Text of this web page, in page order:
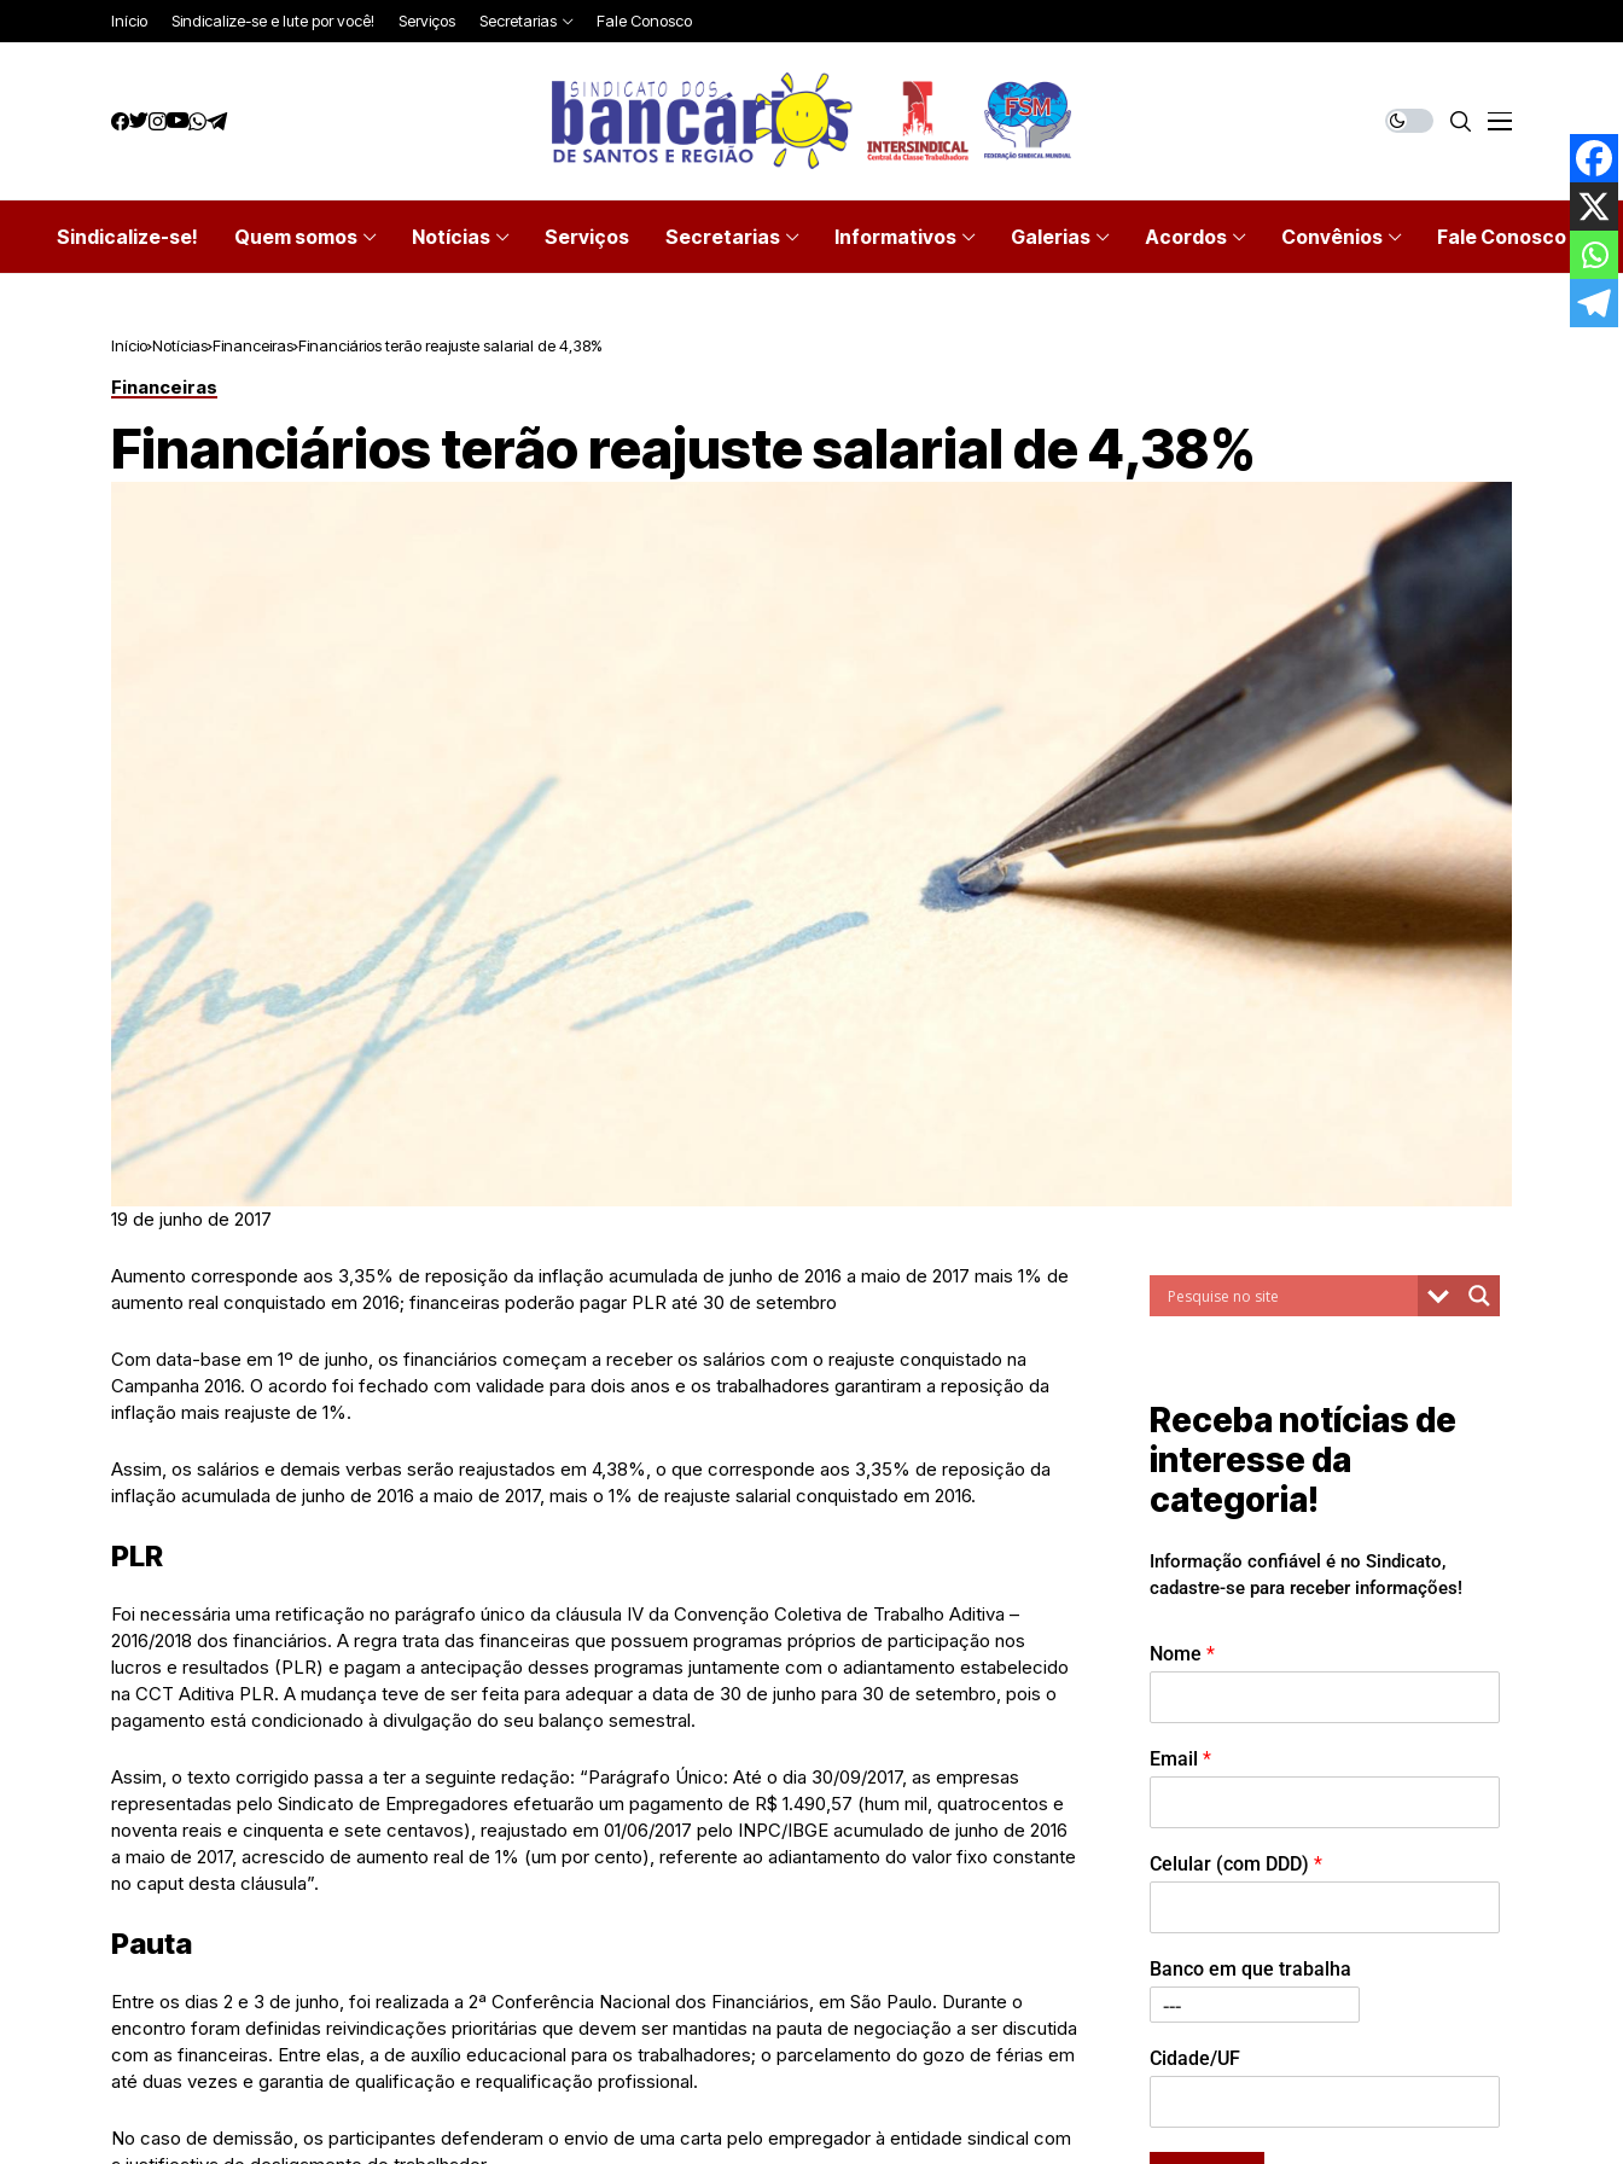
Início Sindicalize-se e lute por você! Serviços Secretarias Fale Conosco
Sindicalize-se! Quem somos Notícias Serviços Secretarias Informativos Galerias Acordos Convênios Fale Conosco
Início Notícias Financeiras Financiários terão reajuste salarial de 4,38%
Financeiras
Financiários terão reajuste salarial de 4,38%
19 de junho de 2017
Aumento corresponde aos 3,35% de reposição da inflação acumulada de junho de 2016 a maio de 2017 mais 1% de
aumento real conquistado em 2016; financeiras poderão pagar PLR até 30 de setembro
Com data-base em 1º de junho, os financiários começam a receber os salários com o reajuste conquistado na
Campanha 2016. O acordo foi fechado com validade para dois anos e os trabalhadores garantiram a reposição da
inflação mais reajuste de 1%.
Assim, os salários e demais verbas serão reajustados em 4,38%, o que corresponde aos 3,35% de reposição da
inflação acumulada de junho de 2016 a maio de 2017, mais o 1% de reajuste salarial conquistado em 2016.
PLR
Foi necessária uma retificação no parágrafo único da cláusula IV da Convenção Coletiva de Trabalho Aditiva –
2016/2018 dos financiários. A regra trata das financeiras que possuem programas próprios de participação nos
lucros e resultados (PLR) e pagam a antecipação desses programas juntamente com o adiantamento estabelecido
na CCT Aditiva PLR. A mudança teve de ser feita para adequar a data de 30 de junho para 30 de setembro, pois o
pagamento está condicionado à divulgação do seu balanço semestral.
Assim, o texto corrigido passa a ter a seguinte redação: “Parágrafo Único: Até o dia 30/09/2017, as empresas
representadas pelo Sindicato de Empregadores efetuarão um pagamento de R$ 1.490,57 (hum mil, quatrocentos e
noventa reais e cinquenta e sete centavos), reajustado em 01/06/2017 pelo INPC/IBGE acumulado de junho de 2016
a maio de 2017, acrescido de aumento real de 1% (um por cento), referente ao adiantamento do valor fixo constante
no caput desta cláusula”.
Pauta
Entre os dias 2 e 3 de junho, foi realizada a 2ª Conferência Nacional dos Financiários, em São Paulo. Durante o
encontro foram definidas reivindicações prioritárias que devem ser mantidas na pauta de negociação a ser discutida
com as financeiras. Entre elas, a de auxílio educacional para os trabalhadores; o parcelamento do gozo de férias em
até duas vezes e garantia de qualificação e requalificação profissional.
No caso de demissão, os participantes defenderam o envio de uma carta pelo empregador à entidade sindical com
Receba notícias de
interesse da
categoria!
Informação confiável é no Sindicato,
cadastre-se para receber informações!
Nome *
Email *
Celular (com DDD) *
Banco em que trabalha
Cidade/UF